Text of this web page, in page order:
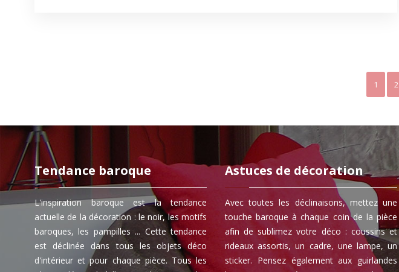
1 2
Tendance baroque
L'inspiration baroque est la tendance
actuelle de la décoration : le noir, les motifs
baroques, les pampilles ... Cette tendance
est déclinée dans tous les objets déco
d'intérieur et pour chaque pièce. Tous les
Astuces de décoration
Avec toutes les déclinaisons, mettez une
touche baroque à chaque coin de la pièce
afin de sublimez votre déco : coussins et
rideaux assortis, un cadre, une lampe, un
sticker. Pensez également aux guirlandes